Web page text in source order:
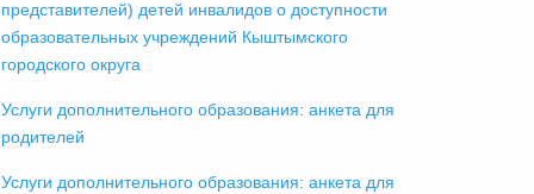
представителей) детей инвалидов о доступности
образовательных учреждений Кыштымского
городского округа
Услуги дополнительного образования: анкета для
родителей
Услуги дополнительного образования: анкета для